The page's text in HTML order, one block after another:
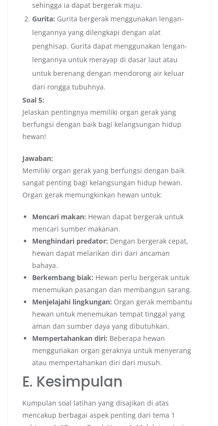
sehingga ia dapat bergerak maju.
Gurita: Gurita bergerak menggunakan lengan-
lengannya yang dilengkapi dengan alat
penghisap. Gurita dapat menggunakan lengan-
lengannya untuk merayap di dasar laut atau
untuk berenang dengan mendorong air keluar
dari rongga tubuhnya.
Soal 5:
Jelaskan pentingnya memiliki organ gerak yang
berfungsi dengan baik bagi kelangsungan hidup
hewan!
Jawaban:
Memiliki organ gerak yang berfungsi dengan baik
sangat penting bagi kelangsungan hidup hewan.
Organ gerak memungkinkan hewan untuk:
Mencari makan: Hewan dapat bergerak untuk
mencari sumber makanan.
Menghindari predator: Dengan bergerak cepat,
hewan dapat melarikan diri dari ancaman
bahaya.
Berkembang biak: Hewan perlu bergerak untuk
menemukan pasangan dan membangun sarang.
Menjelajahi lingkungan: Organ gerak membantu
hewan untuk menemukan tempat tinggal yang
aman dan sumber daya yang dibutuhkan.
Mempertahankan diri: Beberapa hewan
menggunakan organ geraknya untuk menyerang
atau mempertahankan diri dari musuh.
E. Kesimpulan
Kumpulan soal latihan yang disajikan di atas
mencakup berbagai aspek penting dari tema 1